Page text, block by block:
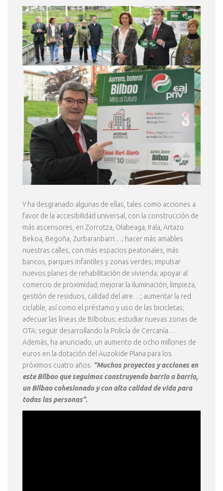
Y ha desgranado algunas de ellas, tales como acciones a
favor de la accesibilidad universal, con la construcción de
más ascensores, en Zorrotza, Olabeaga, Irala, Artazu
Bekoa, Begoña, Zurbaranbarri…; hacer más amables
nuestras calles, con más espacios peatonales, más
bancos, parques infantiles y zonas verdes; impulsar
nuevos planes de rehabilitación de vivienda; apoyar al
comercio de proximidad; mejorar la iluminación, limpieza,
gestión de residuos, calidad del aire…; aumentar la red
ciclable, así como el préstamo y uso de las bicicletas;
adecuar las líneas de Bilbobus; estudiar nuevas zonas de
OTA; seguir desarrollando la Policía de Cercanía…
Además, ha anunciado, un aumento de ocho millones de
euros en la dotación del Auzokide Plana para los
próximos cuatro años. “Muchos proyectos y acciones en
este Bilbao que seguimos construyendo barrio a barrio,
un Bilbao cohesionado y con alta calidad de vida para
todas las personas”.